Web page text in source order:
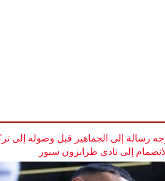
رسالة إلى الجماهير قبل وصوله إلى
إلى نادي طرابزون سبور